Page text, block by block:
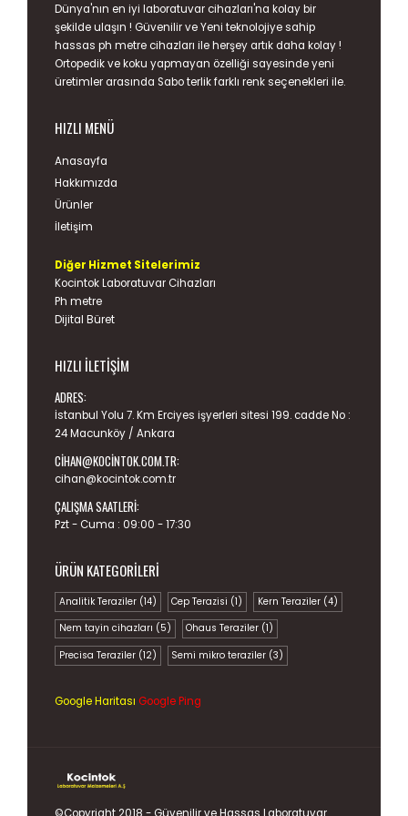
Dünya'nın en iyi laboratuvar cihazları'na kolay bir
şekilde ulaşın ! Güvenilir ve Yeni teknolojiye sahip
hassas ph metrecihazları ile herşey artık daha kolay !
Ortopedik ve koku yapmayan özelliği sayesinde yeni
üretimler arasında Sabo terlikfarklı renk seçenekleri ile.
HIZLI MENÜ
Anasayfa
Hakkımızda
Ürünler
İletişim
Diğer Hizmet Sitelerimiz
Kocintok Laboratuvar Cihazları
Ph metre
Dijital Büret
HIZLI İLETIŞIM
ADRES:
İstanbul Yolu 7. Km Erciyes işyerleri sitesi 199. cadde No :
24 Macunköy / Ankara
CIHAN@KOCINTOK.COM.TR:
cihan@kocintok.com.tr
ÇALIŞMA SAATLERI:
Pzt - Cuma : 09:00 - 17:30
ÜRÜN KATEGORILERI
Analitik Teraziler(14) Cep Terazisi (1) Kern Teraziler(4)
Nem tayin cihazları (5) Ohaus Teraziler (1)
Precisa Teraziler(12) Semi mikro teraziler (3)
Google Haritası Google Ping